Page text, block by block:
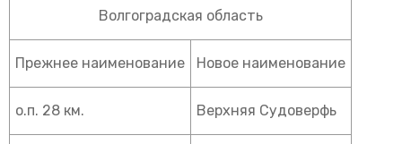
Тарифы и льготы
Способы оплаты проезда
Абонементные билеты
пригородных поездов
Мобильное приложение
Волгоградская область
Прежнее наименование Новое наименование
о.п. 28 км. Верхняя Судоверфь